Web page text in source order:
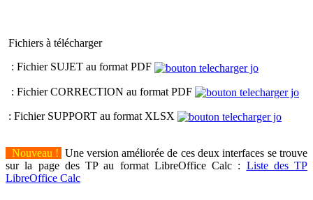
Fichiers à télécharger
: Fichier SUJET au format PDF
: Fichier CORRECTION au format PDF
: Fichier SUPPORT au format XLSX
Nouveau ! Une version améliorée de ces deux interfaces se trouve
sur la page des TP au format LibreOffice Calc : Liste des TP
LibreOffice Calc